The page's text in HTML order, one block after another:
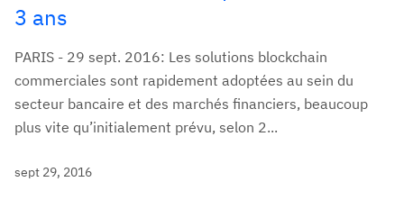
3 ans
PARIS - 29 sept. 2016: Les solutions blockchain
commerciales sont rapidement adoptées au sein du
secteur bancaire et des marchés financiers, beaucoup
plus vite qu’initialement prévu, selon 2...
sept 29, 2016